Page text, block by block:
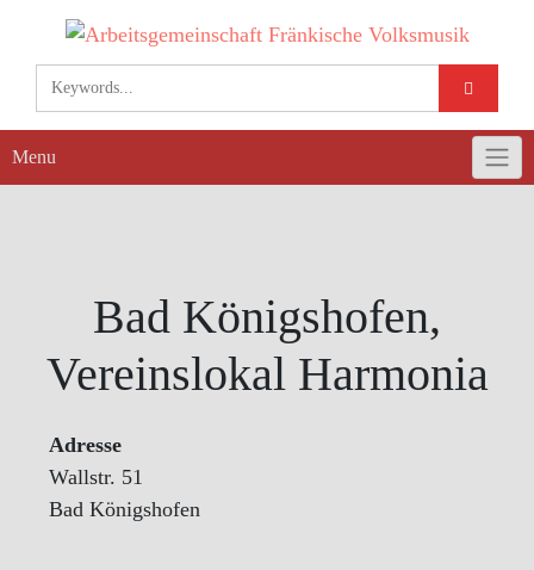
content
Menu
Bad Königshofen,
Vereinslokal Harmonia
Adresse
Wallstr. 51
Bad Königshofen